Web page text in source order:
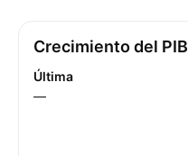
Crecimiento del PIB
Última
—